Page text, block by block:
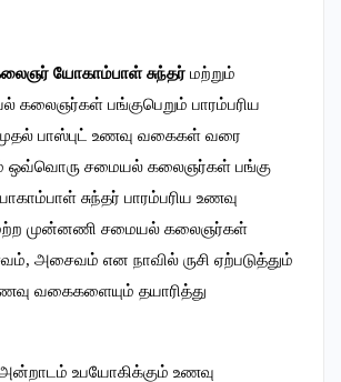
யோகாம்பாள் சுந்தர் மற்றும்
பங்குபெறும் பாரம்பரிய
பாஸ்புட் உணவு வகைகள் வரை
ஒவ்வொரு சமையல் கலைஞர்கள் பங்கு
சுந்தர் பாரம்பரிய உணவு
முன்னணி சமையல் கலைஞர்கள்
அசைவம் என நாவில் ருசி ஏற்படுத்தும்
வகைகளையும் தயாரித்து
அன்றாடம் உபயோகிக்கும் உணவு